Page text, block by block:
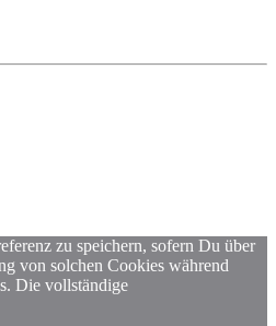
zu speichern, sofern Du über
von solchen Cookies während
Die vollständige